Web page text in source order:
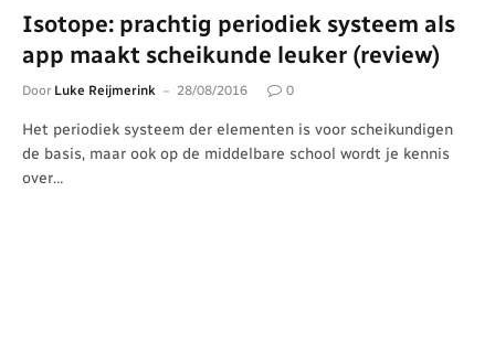
Isotope: prachtig periodiek systeem als
app maakt scheikunde leuker (review)
Door Luke Reijmerink 28/08/2016 0
Het periodiek systeem der elementen is voor scheikundigen
de basis, maar ook op de middelbare school wordt je kennis
over…